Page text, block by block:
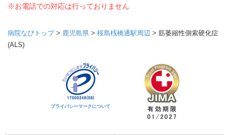
※お電話での対応は行っておりません
病院なびトップ> 鹿児島県 > 桜島桟橋通駅周辺 > 筋萎縮性側索硬化症
(ALS)
プライバシーマークについて